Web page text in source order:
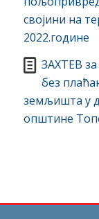
својини на
2022.године
ЗАХТЕВ
без
земљишта у
општине